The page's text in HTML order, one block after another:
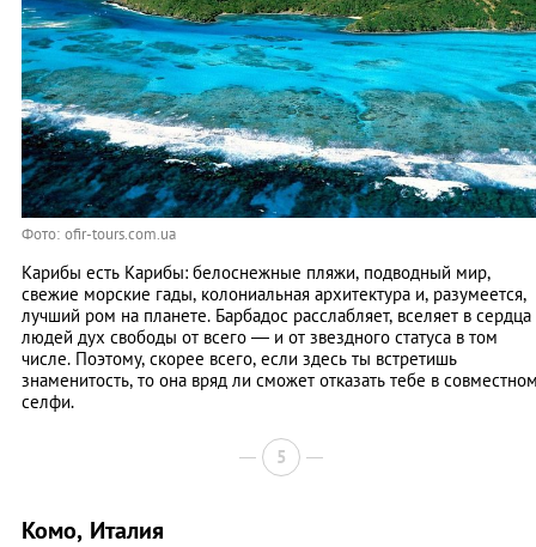
Фото: ofir-tours.com.ua
Карибы есть Карибы: белоснежные пляжи, подводный мир,
свежие морские гады, колониальная архитектура и, разумеется,
лучший ром на планете. Барбадос расслабляет, вселяет в сердца
людей дух свободы от всего — и от звездного статуса в том
числе. Поэтому, скорее всего, если здесь ты встретишь
знаменитость, то она вряд ли сможет отказать тебе в
селфи.
5
Комо, Италия